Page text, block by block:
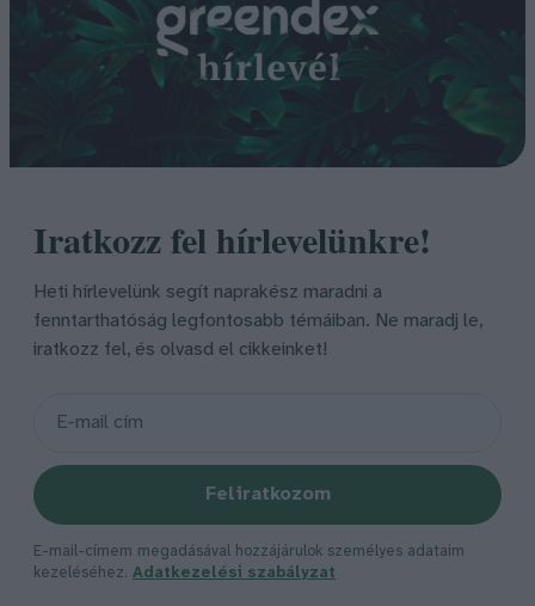
Iratkozz fel hírlevelünkre!
Heti hírlevelünk segít naprakész maradni a
fenntarthatóság legfontosabb témáiban. Ne maradj le,
iratkozz fel, és olvasd el cikkeinket!
Feliratkozom
E-mail-címem megadásával hozzájárulok személyes adataim
kezeléséhez. Adatkezelési szabályzat